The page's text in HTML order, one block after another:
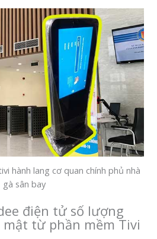
hành lang cơ quan chính phủ nhà
gà sân bay
điện tử số lượng
từ phần mềm Tivi